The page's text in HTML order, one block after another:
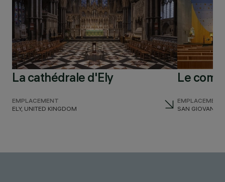
La cathédrale d'Ely
EMPLACEMENT
ELY, UNITED KINGDOM
Le
EMPLACEMENT
SAN GIOVANNI